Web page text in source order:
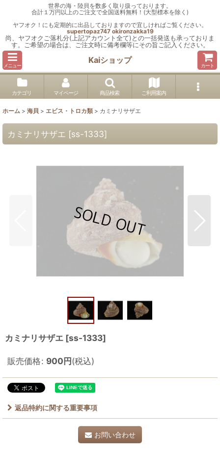
世界の海・陸貝を数多く取り扱っております。
合計１万円以上のご注文で全国送料無料！(大型標本を除く)
ヤフオク！にも定期的に出品しておりますので宜しければご覧ください。
supertopaz747 okironzakka19
尚、ヤフオクご落札分(上記アカウント全て)との一括発送も承っておりま
す。ご希望の場合は、ご注文時に備考欄等にその旨ご記入ください。
メニュー
Kaiショップ
カート
カテゴリ マイページ 商品検索 ご利用案内
ホーム > 海貝 > エビス・トロカ類 > カミナリサザエ
カミナリサザエ [ss-1333]
カミナリサザエ [ss-1333]
販売価格: 900円(税込)
返品特約に関する重要事項
お問い合わせ